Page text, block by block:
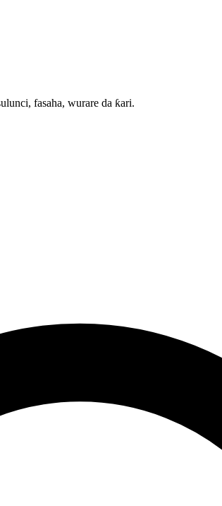
fasaha, wurare da ƙari.